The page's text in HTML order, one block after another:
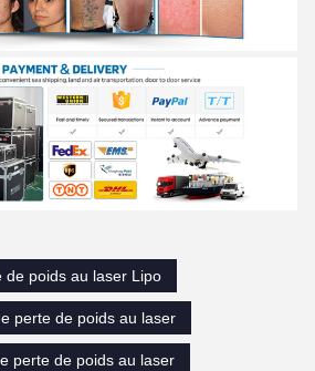
de poids au laser Lipo
perte de poids au laser
perte de poids au laser